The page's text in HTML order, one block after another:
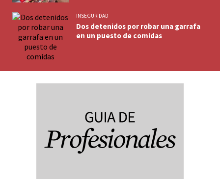
INSEGURIDAD
Dos detenidos por robar una garrafa
en un puesto de comidas